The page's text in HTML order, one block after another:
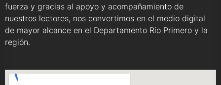
fuerza y gracias al apoyo y acompañamiento de
nuestros lectores, nos convertimos en el medio digital
de mayor alcance en el Departamento Río Primero y la
región.